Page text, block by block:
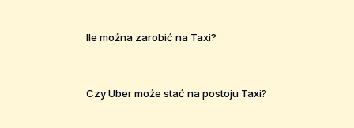
Ile można zarobić na Taxi?
Czy Uber może stać na postoju Taxi?